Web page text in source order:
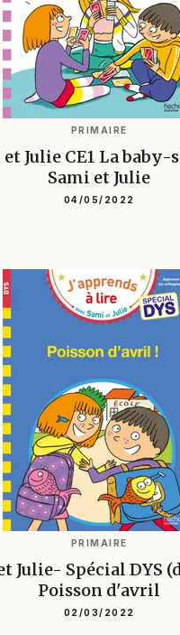
PRIMAIRE
et Julie CE1 La
Sami et Julie
04/05/2022
PRIMAIRE
Julie- Spécial DYS
Poisson d'avril
02/03/2022